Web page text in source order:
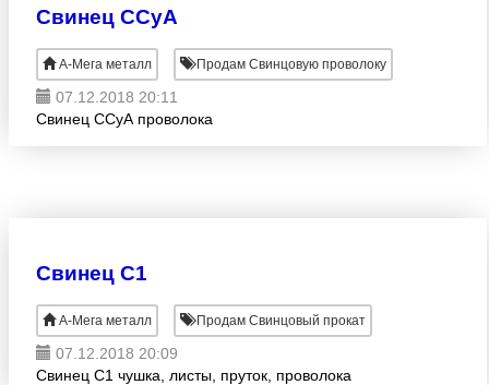
Свинец ССуА
А-Мега металл Продам Свинцовую проволоку
07.12.2018 20:11
Свинец ССуА проволока
Свинец С1
А-Мега металл Продам Свинцовый прокат
07.12.2018 20:09
Свинец С1 чушка, листы, пруток, проволока